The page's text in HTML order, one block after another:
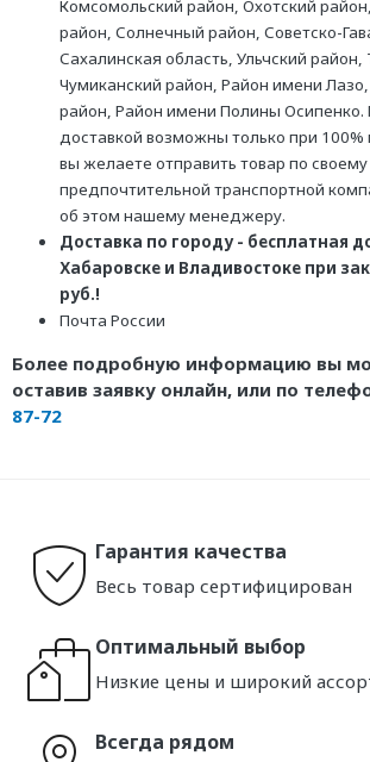
Комсомольский район, Охотский
район, Солнечный район, Советско-
Сахалинская область, Ульчский район,
Чумиканский район, Район имени
район, Район имени Полины Осипенко.
доставкой возможны только при 100%
вы желаете отправить товар по своему
предпочтительной транспортной
об этом нашему менеджеру.
Доставка по городу - бесплатная
Хабаровске и Владивостоке при
руб.!
Почта России
Более подробную информацию вы
оставив заявку онлайн, или по
87-72
Гарантия качества
Весь товар сертифицирован
Оптимальный выбор
Низкие цены и широкий
Всегда рядом